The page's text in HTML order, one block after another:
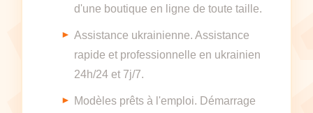
d'une boutique en ligne de toute taille.
Assistance ukrainienne. Assistance
rapide et professionnelle en ukrainien
24h/24 et 7j/7.
Modèles prêts à l'emploi. Démarrage